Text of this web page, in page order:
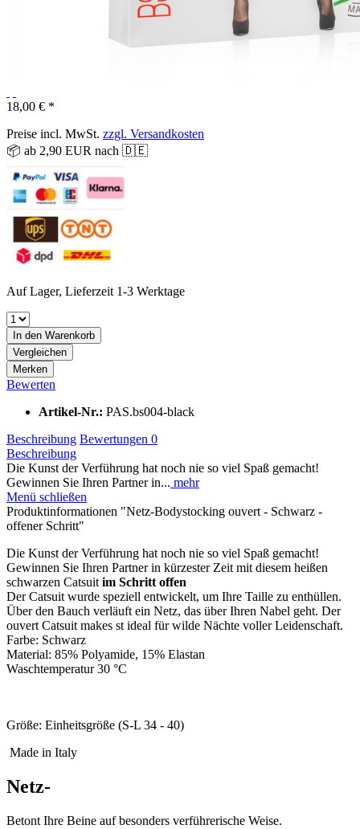
18,00 € *
Preise incl. MwSt. zzgl. Versandkosten
📦 ab 2,90 EUR nach 🇩🇪
Auf Lager, Lieferzeit 1-3 Werktage
In den Warenkorb
Vergleichen
Merken
Bewerten
Artikel-Nr.: PAS.bs004-black
Beschreibung Bewertungen 0
Beschreibung
Die Kunst der Verführung hat noch nie so viel Spaß gemacht!
Gewinnen Sie Ihren Partner in... mehr
Menü schließen
Produktinformationen "Netz-Bodystocking ouvert - Schwarz -
offener Schritt"
Die Kunst der Verführung hat noch nie so viel Spaß gemacht!
Gewinnen Sie Ihren Partner in kürzester Zeit mit diesem heißen
schwarzen Catsuit im Schritt offen
Der Catsuit wurde speziell entwickelt, um Ihre Taille zu enthüllen.
Über den Bauch verläuft ein Netz, das über Ihren Nabel geht. Der
ouvert Catsuit makes st ideal für wilde Nächte voller Leidenschaft.
Farbe: Schwarz
Material: 85% Polyamide, 15% Elastan
Waschtemperatur 30 °C
Größe: Einheitsgröße (S-L 34 - 40)
Made in Italy
Netz-
Betont Ihre Beine auf besonders verführerische Weise.